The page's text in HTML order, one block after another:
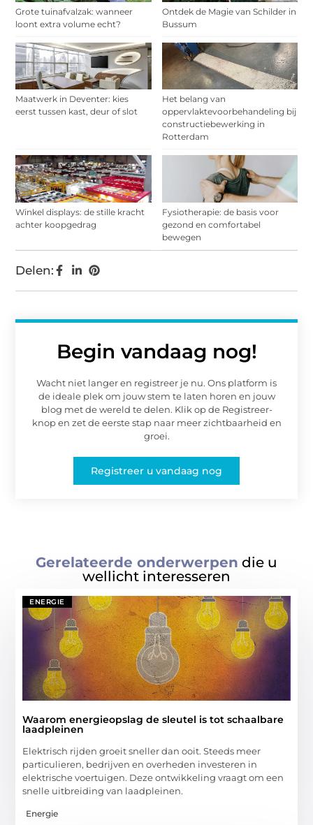
Grote tuinafvalzak: wanneer
loont extra volume echt?
Ontdek de Magie van Schilder in
Bussum
Maatwerk in Deventer: kies
eerst tussen kast, deur of slot
Het belang van
oppervlaktevoorbehandeling bij
constructiebewerking in
Rotterdam
Winkel displays: de stille kracht
achter koopgedrag
Fysiotherapie: de basis voor
gezond en comfortabel
bewegen
Begin vandaag nog!
Wacht niet langer en registreer je nu. Ons platform is
de ideale plek om jouw stem te laten horen en jouw
blog met de wereld te delen. Klik op de Registreer-
knop en zet de eerste stap naar meer zichtbaarheid en
groei.
Registreer u vandaag nog
Delen:
Gerelateerde onderwerpen die u
wellicht interesseren
ENERGIE
Waarom energieopslag de sleutel is tot schaalbare
laadpleinen
Elektrisch rijden groeit sneller dan ooit. Steeds meer
particulieren, bedrijven en overheden investeren in
elektrische voertuigen. Deze ontwikkeling vraagt om een
snelle uitbreiding van laadpleinen.
Energie